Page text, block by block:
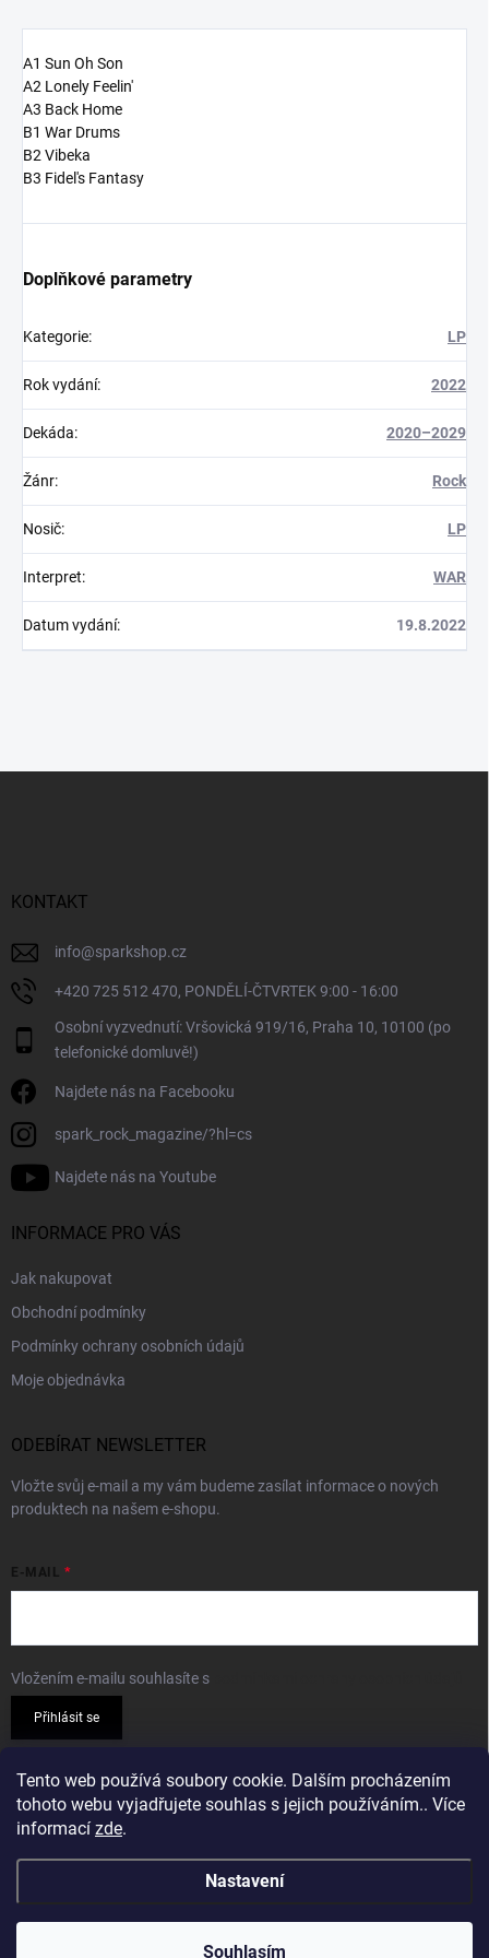
Tento web používá soubory cookie. Dalším procházením
tohoto webu vyjadřujete souhlas s jejich používáním.. Více
informací zde.
Nastavení
Souhlasím
A1 Sun Oh Son
A2 Lonely Feelin'
A3 Back Home
B1 War Drums
B2 Vibeka
B3 Fidel's Fantasy
Doplňkové parametry
Kategorie: LP
Rok vydání: 2022
Dekáda: 2020–2029
Žánr: Rock
Nosič: LP
Interpret: WAR
Datum vydání: 19.8.2022
KONTAKT
info@sparkshop.cz
+420 725 512 470, PONDĚLÍ-ČTVRTEK 9:00 - 16:00
Osobní vyzvednutí: Vršovická 919/16, Praha 10, 10100 (po
telefonické domluvě!)
Najdete nás na Facebooku
spark_rock_magazine/?hl=cs
Najdete nás na Youtube
INFORMACE PRO VÁS
Jak nakupovat
Obchodní podmínky
Podmínky ochrany osobních údajů
Moje objednávka
ODEBÍRAT NEWSLETTER
Vložte svůj e-mail a my vám budeme zasílat informace o nových
produktech na našem e-shopu.
E-MAIL
Vložením e-mailu souhlasíte s
Přihlásit se
PŘIJÍMÁME ONLINE PLATBY
Sparkshop.cz . Všechna práva vyhrazena.